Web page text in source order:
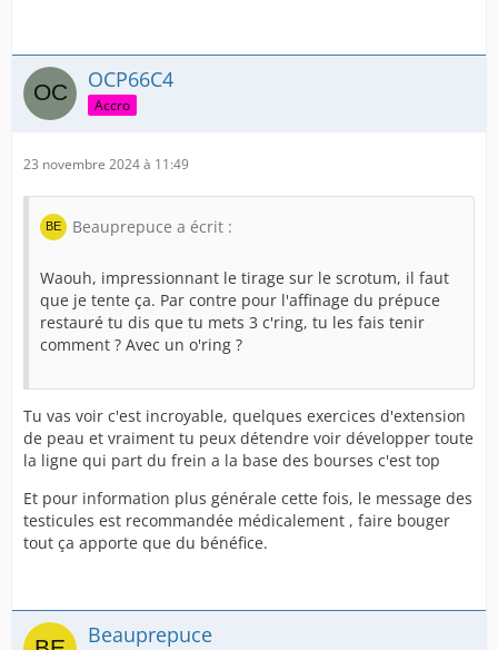
OCP66C4
Accro
23 novembre 2024 à 11:49
Beauprepuce a écrit :
Waouh, impressionnant le tirage sur le scrotum, il faut
que je tente ça. Par contre pour l'affinage du prépuce
restauré tu dis que tu mets 3 c'ring, tu les fais tenir
comment ? Avec un o'ring ?
Tu vas voir c'est incroyable, quelques exercices d'extension
de peau et vraiment tu peux détendre voir développer toute
la ligne qui part du frein a la base des bourses c'est top
Et pour information plus générale cette fois, le message des
testicules est recommandée médicalement , faire bouger
tout ça apporte que du bénéfice.
Beauprepuce